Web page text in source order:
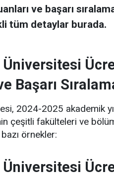
ve başarı
tüm detaylar burada.
Başarı
2024-2025 akademik
çeşitli fakülteleri ve
örnekler:
Üniversitesi